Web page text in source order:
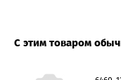
С этим товаром